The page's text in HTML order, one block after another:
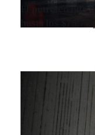
El petróleo que
hasta los